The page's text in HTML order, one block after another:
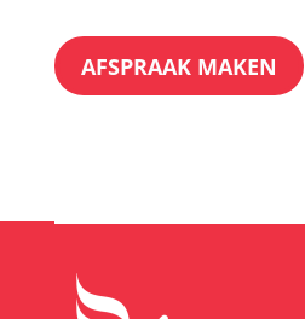
AFSPRAAK MAKEN